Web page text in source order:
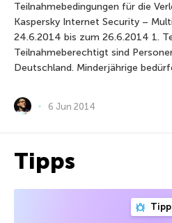
Teilnahmebedingungen für die
Kaspersky Internet Security –
24.6.2014 bis zum 26.6.2014 1.
Teilnahmeberechtigt sind
Deutschland. Minderjährige
6 Jun 2014
Tipps